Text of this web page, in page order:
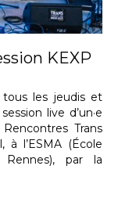
KEXP
tous les jeudis et
live d’un·e
Trans
à l’ESMA (École
Rennes), par la